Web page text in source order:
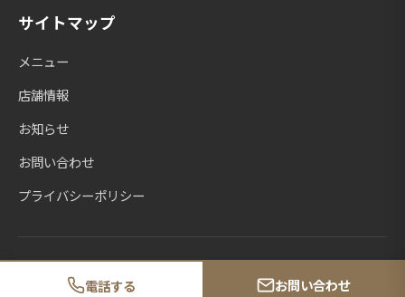
サイトマップ
メニュー
店舗情報
お知らせ
お問い合わせ
プライバシーポリシー
© 2026 あとりえmomo. All rights reserved.
電話する お問い合わせ